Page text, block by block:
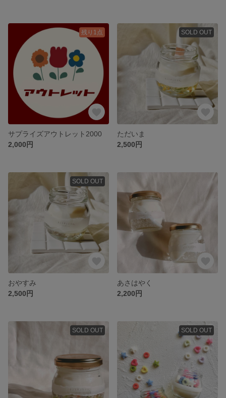
残り1点
サプライズアウトレット2000
2,000円
SOLD OUT
ただいま
2,500円
SOLD OUT
おやすみ
2,500円
あさはやく
2,200円
SOLD OUT SOLD OUT